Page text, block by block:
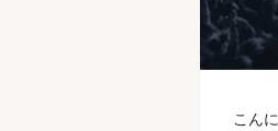
こん